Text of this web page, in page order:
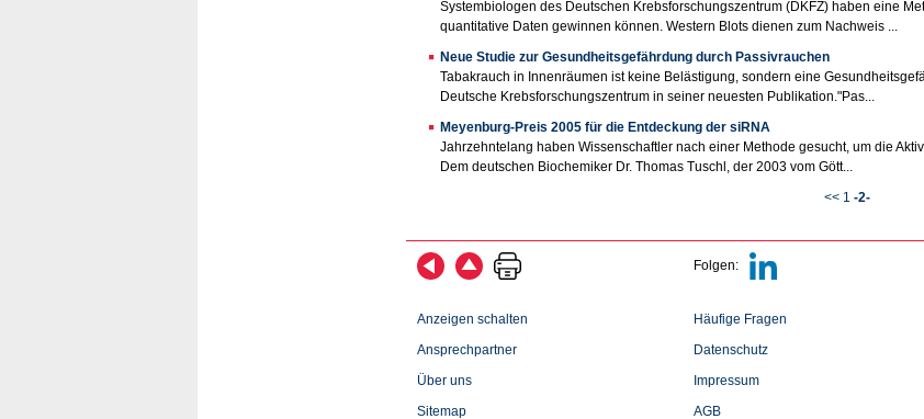
Systembiologen des Deutschen Krebsforschungszentrum (DKFZ) haben eine
quantitative Daten gewinnen können. Western Blots dienen zum Nachweis ...
Neue Studie zur Gesundheitsgefährdung durch Passivrauchen
Tabakrauch in Innenräumen ist keine Belästigung, sondern eine
Deutsche Krebsforschungszentrum in seiner neuesten Publikation."Pas...
Meyenburg-Preis 2005 für die Entdeckung der siRNA
Jahrzehntelang haben Wissenschaftler nach einer Methode gesucht, um die
Dem deutschen Biochemiker Dr. Thomas Tuschl, der 2003 vom Gött...
<< 1 -2-
Folgen:
Anzeigen schalten
Ansprechpartner
Über uns
Sitemap
Häufige Fragen
Datenschutz
Impressum
AGB